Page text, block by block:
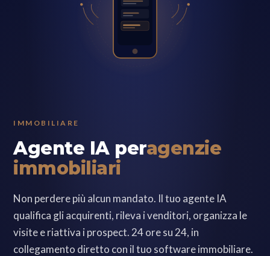
IMMOBILIARE
Agente IA peragenzie
immobiliari
Non perdere più alcun mandato. Il tuo agente IA
qualifica gli acquirenti, rileva i venditori, organizza le
visite e riattiva i prospect. 24 ore su 24, in
collegamento diretto con il tuo software immobiliare.